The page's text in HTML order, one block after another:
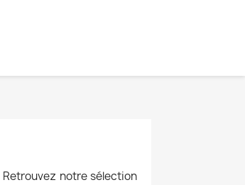
notre sélection